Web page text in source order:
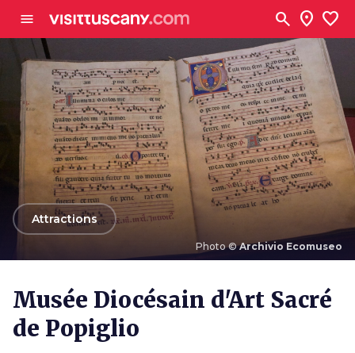
menu search location_on favorite
Photo ©Archivio Ecomuseo
arrow_back
Attractions
Musée Diocésain d'Art Sacré
de Popiglio